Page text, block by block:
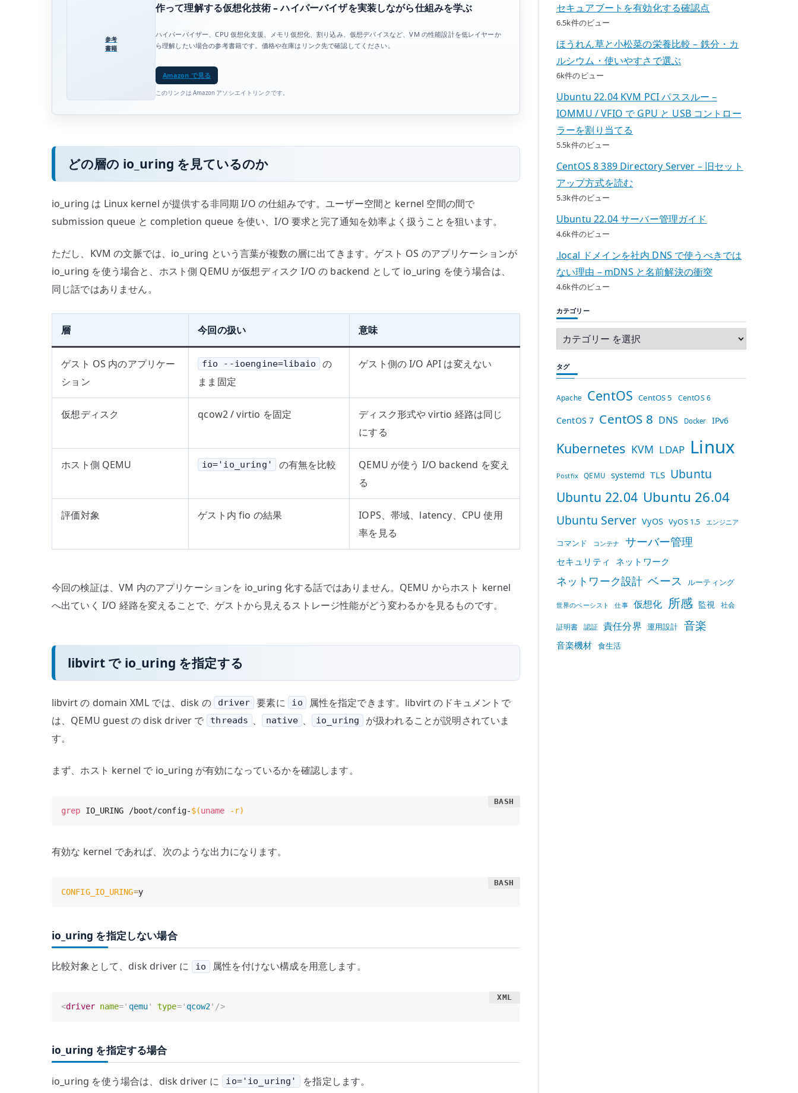
参考
書籍
作って理解する仮想化技術 – ハイパーバイザを実装しながら仕組みを学ぶ
ハイパーバイザー、CPU 仮想化支援、メモリ仮想化、割り込み、仮想デバイスなど、VM の性能設計を低レイヤーか
ら理解したい場合の参考書籍です。価格や在庫はリンク先で確認してください。
Amazon で見る
このリンクは Amazon アソシエイトリンクです。
どの層の io_uring を見ているのか
io_uring は Linux kernel が提供する非同期 I/O の仕組みです。ユーザー空間と kernel 空間の間で
submission queue と completion queue を使い、I/O 要求と完了通知を効率よく扱うことを狙います。
ただし、KVM の文脈では、io_uring という言葉が複数の層に出てきます。ゲスト OS のアプリケーションが
io_uring を使う場合と、ホスト側 QEMU が仮想ディスク I/O の backend として io_uring を使う場合は、
同じ話ではありません。
層 今回の扱い 意味
ゲスト OS 内のアプリケー
ション
fio --ioengine=libaio
の
まま固定
ゲスト側の I/O API は変えない
仮想ディスク qcow2 / virtio を固定
ディスク形式や virtio 経路は同じ
にする
ホスト側 QEMU io='io_uring' の有無を比較
QEMU が使う I/O backend を変え
る
評価対象 ゲスト内 fio の結果
IOPS、帯域、latency、CPU 使用
率を見る
今回の検証は、VM 内のアプリケーションを io_uring 化する話ではありません。QEMU からホスト kernel
へ出ていく I/O 経路を変えることで、ゲストから見えるストレージ性能がどう変わるかを見るものです。
libvirt で io_uring を指定する
libvirt の domain XML では、disk の driver 要素に io
属性を指定できます。libvirt のドキュメントで
は、QEMU guest の disk driver で
threads 、 native 、 io_uring
が扱われることが説明されていま
す。
まず、ホスト kernel で io_uring が有効になっているかを確認します。
grep IO_URING /boot/config-$(uname -r)
有効な kernel であれば、次のような出力になります。
CONFIG_IO_URING=y
io_uring を指定しない場合
比較対象として、disk driver に io 属性を付けない構成を用意します。
<driver name=' qemu' type=' qcow2' />
io_uring を指定する場合
io_uring を使う場合は、disk driver に io='io_uring' を指定します。
セキュアブートを有効化する確認点
6.5k件のビュー
ほうれん草と小松菜の栄養比較 – 鉄分・カ
ルシウム・使いやすさで選ぶ
6k件のビュー
Ubuntu 22.04 KVM PCI パススルー –
IOMMU / VFIO で GPU と USB コントロー
ラーを割り当てる
5.5k件のビュー
CentOS 8 389 Directory Server – 旧セット
アップ方式を読む
5.3k件のビュー
Ubuntu 22.04 サーバー管理ガイド
4.6k件のビュー
.local ドメインを社内 DNS で使うべきでは
ない理由 – mDNS と名前解決の衝突
4.6k件のビュー
カテゴリー
タグ
Apache CentOS CentOS 5 CentOS 6
CentOS 7 CentOS 8 DNS Docker IPv6
Kubernetes KVM LDAP Linux
Postfix QEMU systemd TLS Ubuntu
Ubuntu 22.04 Ubuntu 26.04
Ubuntu Server VyOS VyOS 1.5 エンジニア
コマンド コンテナ サーバー管理
セキュリティ ネットワーク
ネットワーク設計 ベース ルーティング
世界のベーシスト 仕事 仮想化 所感 監視 社会
証明書 認証 責任分界 運用設計 音楽
音楽機材 食生活